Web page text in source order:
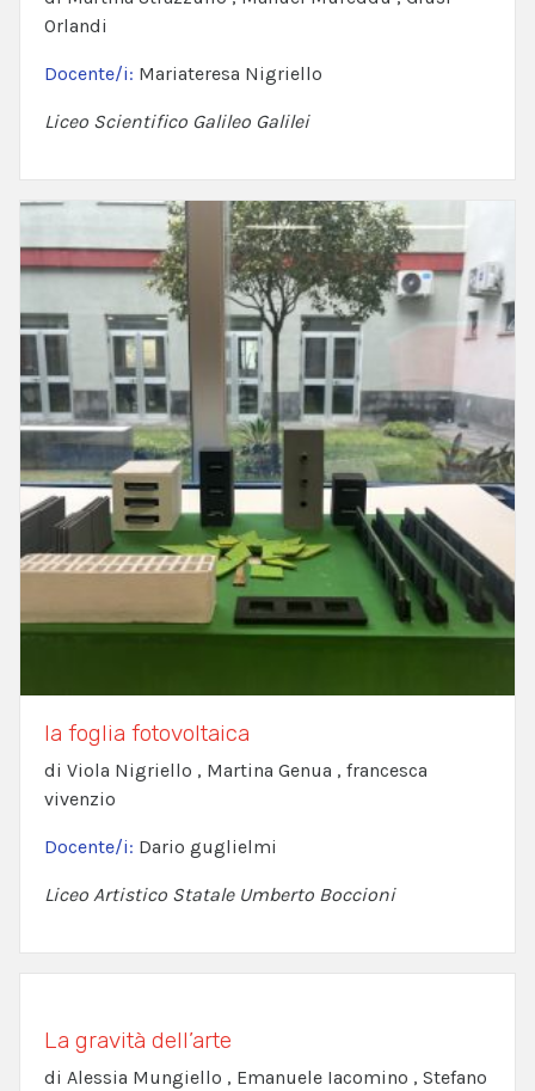
Orlandi
Docente/i: Mariateresa Nigriello
Liceo Scientifico Galileo Galilei
la foglia fotovoltaica
di Viola Nigriello , Martina Genua , francesca
vivenzio
Docente/i: Dario guglielmi
Liceo Artistico Statale Umberto Boccioni
La gravità dell’arte
di Alessia Mungiello , Emanuele Iacomino , Stefano